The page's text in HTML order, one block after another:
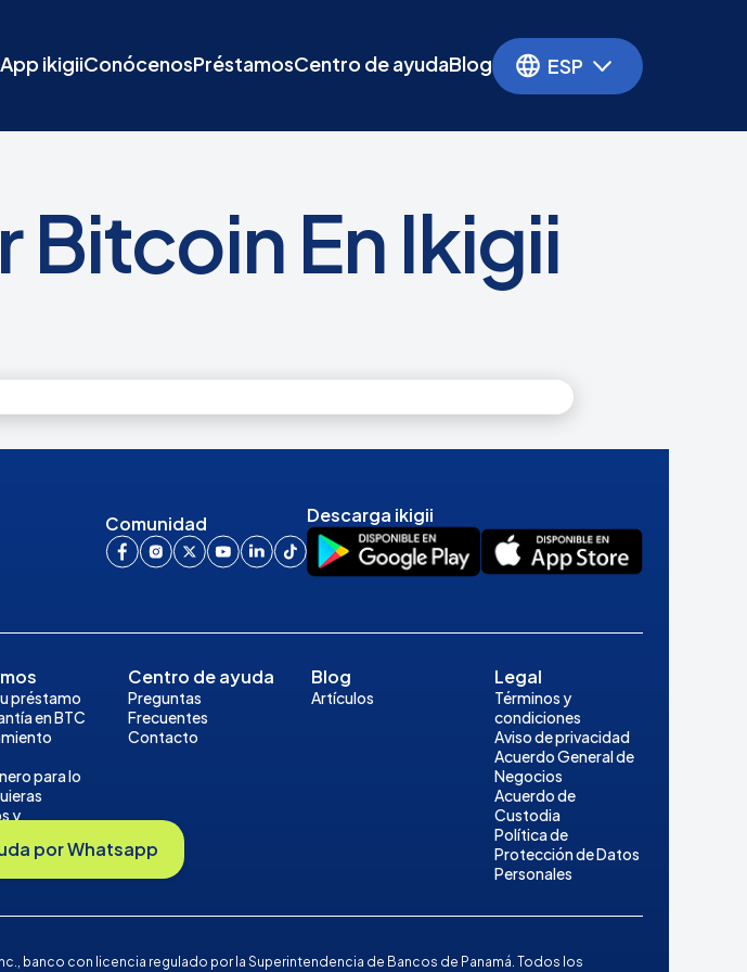
App ikigiiConócenosPréstamosCentro de ayudaBlog ESP
En Ikigii
Comunidad Descarga ikigii
préstamo
en BTC
para lo
y
Centro de ayuda
Preguntas
Frecuentes
Contacto
Blog
Artículos
Legal
Términos y
condiciones
Aviso de privacidad
Acuerdo General de
Negocios
Acuerdo de
Custodia
Política de
Protección de Datos
Personales
banco con licencia regulado por la Superintendencia de Bancos de Panamá. Todos los
por Whatsapp